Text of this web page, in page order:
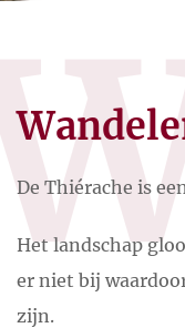
De Thiérache is
Het landschap
er niet bij
zijn.